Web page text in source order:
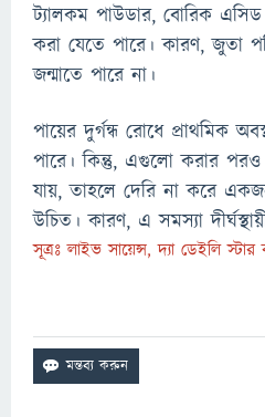
ট্যালকম পাউডার, বোরিক এসিড
করা যেতে পারে। কারণ, জুতা
জন্মাতে পারে না।
পায়ের দুর্গন্ধ রোধে প্রাথমিক
পারে। কিন্তু, এগুলো করার পরও
যায়, তাহলে দেরি না করে
উচিত। কারণ, এ সমস্যা
সূত্রঃ লাইভ সায়েন্স, দ্যা ডেইলি স্টার